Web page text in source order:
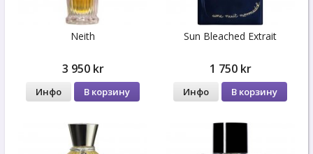
Neith
3 950 kr
Инфо В корзину
Sun Bleached Extrait
1 750 kr
Инфо В корзину